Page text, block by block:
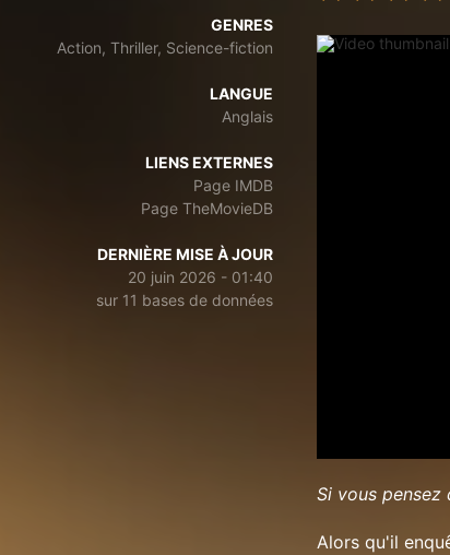
GENRES
Action, Thriller, Science-fiction
LANGUE
Anglais
LIENS EXTERNES
Page IMDB
Page TheMovieDB
DERNIÈRE MISE À JOUR
20 juin 2026 - 01:40
sur 11 bases de données
Si vous pensez
Alors qu'il